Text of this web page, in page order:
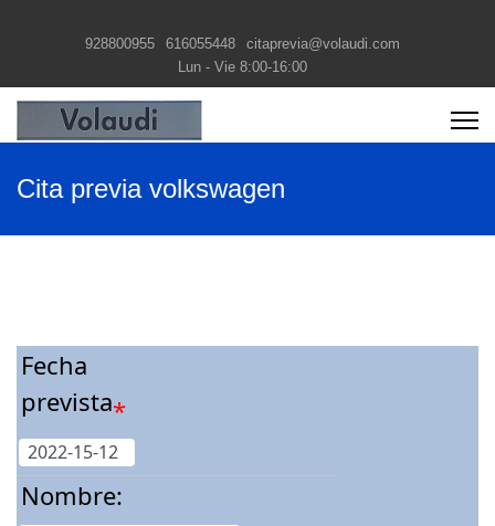
928800955 616055448
citaprevia@volaudi.com
Lun - Vie 8:00-16:00
Cita previa volkswagen
Fecha
prevista*
Nombre: